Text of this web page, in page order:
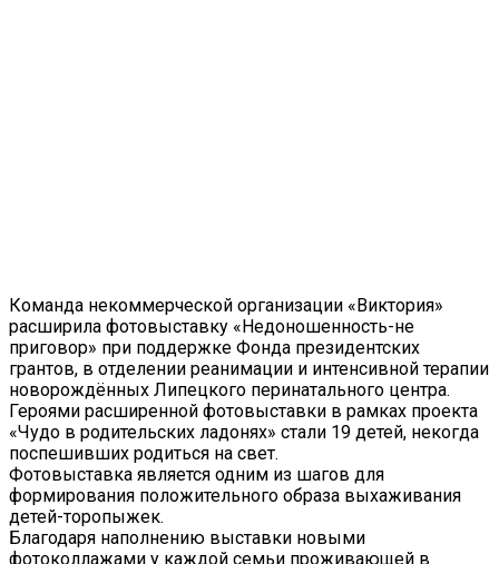
Команда некоммерческой организации «Виктория»
расширила фотовыставку «Недоношенность-не
приговор» при поддержке Фонда президентских
грантов, в отделении реанимации и интенсивной терапии
новорождённых Липецкого перинатального центра.
Героями расширенной фотовыставки в рамках проекта
«Чудо в родительских ладонях» стали 19 детей, некогда
поспешивших родиться на свет.
Фотовыставка является одним из шагов для
формирования положительного образа выхаживания
детей-торопыжек.
Благодаря наполнению выставки новыми
фотоколлажами у каждой семьи проживающей в